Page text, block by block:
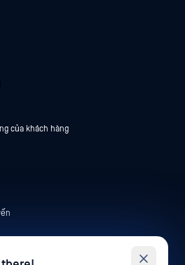
của khách hàng